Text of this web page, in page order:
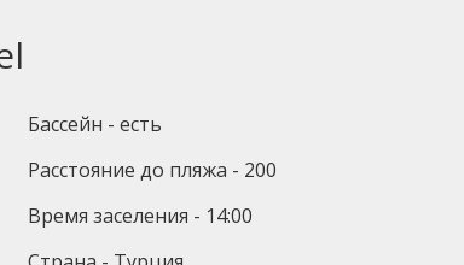
Бассейн - есть
Расстояние до пляжа - 200
Время заселения - 14:00